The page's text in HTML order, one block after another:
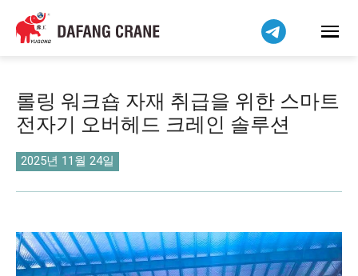
롤링 워크숍 자재 취급을 위한 스마트
전자기 오버헤드 크레인 솔루션
2025년 11월 24일
Bahasa Indonesia
Bahasa Melayu
বাংলা
فارسی
Pilipino
اردو
Čeština
Беларуская мова